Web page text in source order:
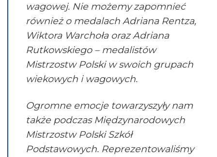
wagowej. Nie możemy zapomnieć
również o medalach Adriana Rentza,
Wiktora Warchoła oraz Adriana
Rutkowskiego – medalistów
Mistrzostw Polski w swoich grupach
wiekowych i wagowych.
Ogromne emocje towarzyszyły nam
także podczas Międzynarodowych
Mistrzostw Polski Szkół
Podstawowych. Reprezentowaliśmy